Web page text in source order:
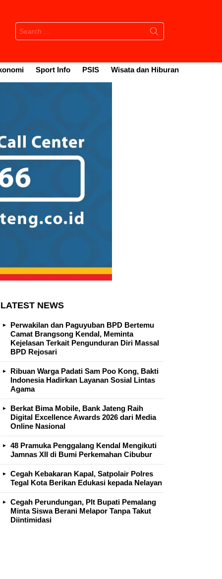
Search
for:
Sport Info PSIS Wisata dan Hiburan
LATEST NEWS
Perwakilan dan Paguyuban BPD Bertemu
Camat Brangsong Kendal, Meminta
Kejelasan Terkait Pengunduran Diri Massal
BPD Rejosari
Ribuan Warga Padati Sam Poo Kong, Bakti
Indonesia Hadirkan Layanan Sosial Lintas
Agama
Berkat Bima Mobile, Bank Jateng Raih
Digital Excellence Awards 2026 dari Media
Online Nasional
48 Pramuka Penggalang Kendal Mengikuti
Jamnas XII di Bumi Perkemahan Cibubur
Cegah Kebakaran Kapal, Satpolair Polres
Tegal Kota Berikan Edukasi kepada Nelayan
Cegah Perundungan, Plt Bupati Pemalang
Minta Siswa Berani Melapor Tanpa Takut
Diintimidasi